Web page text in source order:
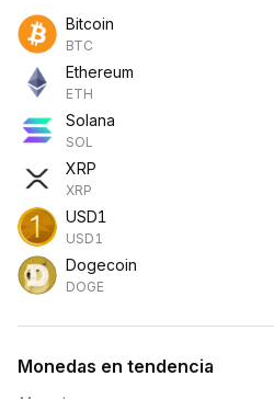
Bitcoin
BTC
Ethereum
ETH
Solana
SOL
XRP
XRP
USD1
USD1
Dogecoin
DOGE
Monedas en tendencia